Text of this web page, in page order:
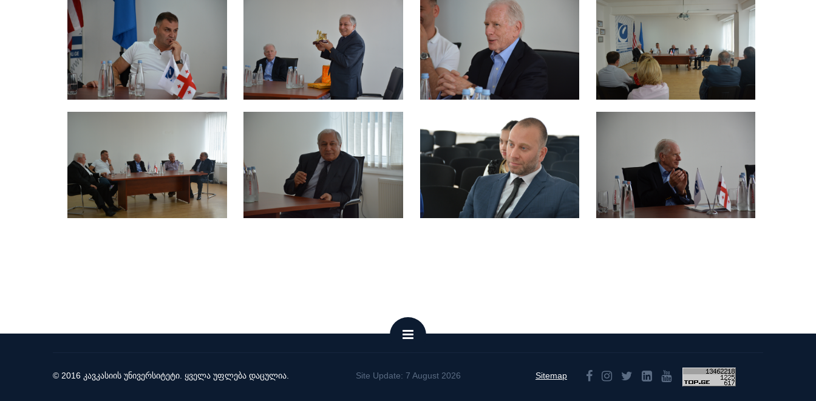
Sitemap
Site Update: 7 August 2026
© 2016 კავკასიის უნივერსიტეტი. ყველა უფლება დაცულია.